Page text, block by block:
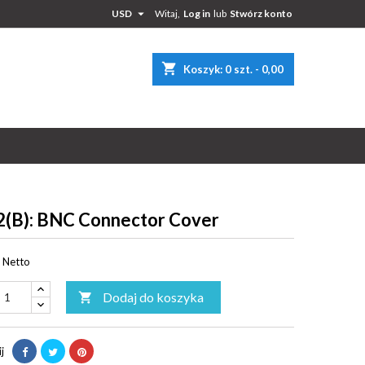
Witaj, Log in lub Stwórz konto
USD 
shopping_cart Koszyk: 0 szt. - 0,00
BNC Connector Cover
Netto
 Dodaj do koszyka